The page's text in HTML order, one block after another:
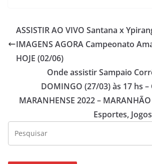
ASSISTIR AO VIVO Santana x
IMAGENS AGORA Campeonato
HOJE (02/06)
Onde assistir Sampaio
DOMINGO (27/03) às 17 hs –
MARANHENSE 2022 –
Esportes,